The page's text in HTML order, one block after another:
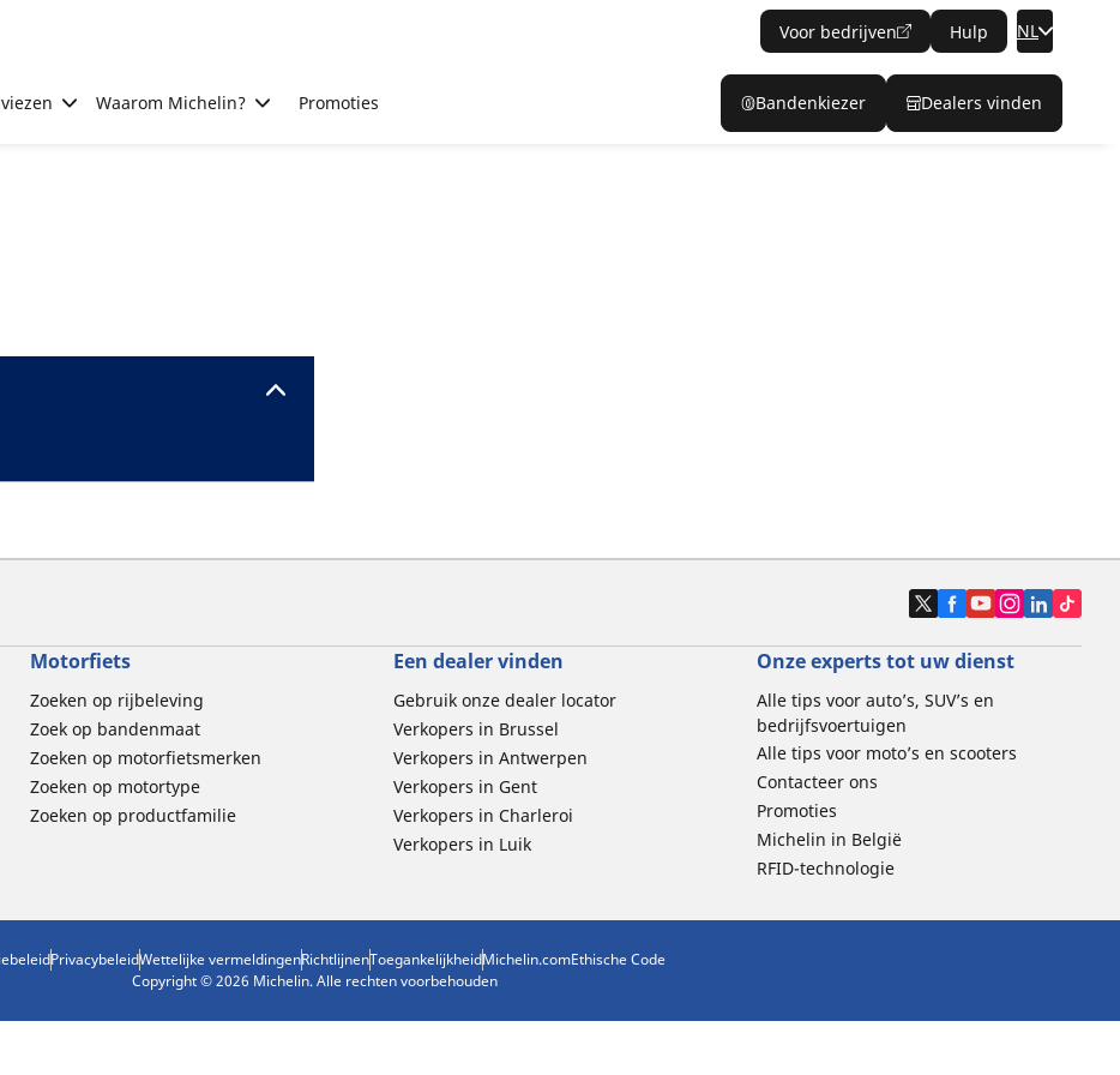
Voor bedrijven Hulp NL
Waarom Michelin? Promoties Bandenkiezer Dealers vinden
Motorfiets
Zoeken op rijbeleving
Zoek op bandenmaat
Zoeken op motorfietsmerken
Zoeken op motortype
Zoeken op productfamilie
Een dealer vinden
Gebruik onze dealer locator
Verkopers in Brussel
Verkopers in Antwerpen
Verkopers in Gent
Verkopers in Charleroi
Verkopers in Luik
Onze experts tot uw dienst
Alle tips voor auto’s, SUV’s en
bedrijfsvoertuigen
Alle tips voor moto’s en scooters
Contacteer ons
Promoties
Michelin in België
RFID-technologie
PrivacybeleidWettelijke vermeldingenRichtlijnenToegankelijkheidMichelin.comEthische Code
Copyright © 2026 Michelin. Alle rechten voorbehouden